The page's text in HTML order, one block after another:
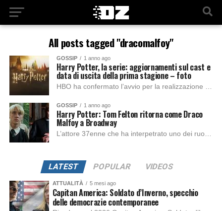
All posts tagged "dracomalfoy"
GOSSIP 1 anno ago
Harry Potter, la serie: aggiornamenti sul cast e
data di uscita della prima stagione – foto
GOSSIP 1 anno ago
Harry Potter: Tom Felton ritorna come Draco
Malfoy a Broadway
LATEST POPULAR VIDEOS
ATTUALITÀ 5 mesi ago
Capitan America: Soldato d’Inverno, specchio
delle democrazie contemporanee